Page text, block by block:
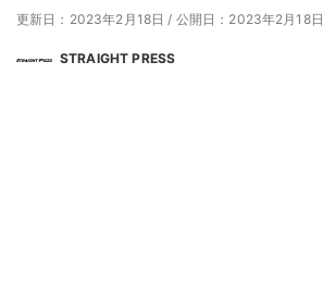
更新日：2023年2月18日 / 公開日：2023年2月18日
STRAIGHT PRESS